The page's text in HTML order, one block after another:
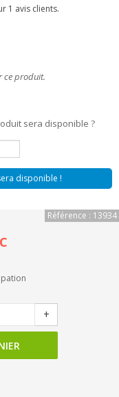
1 avis clients.
ce produit.
sera disponible ?
disponible !
Référence : 13934
+